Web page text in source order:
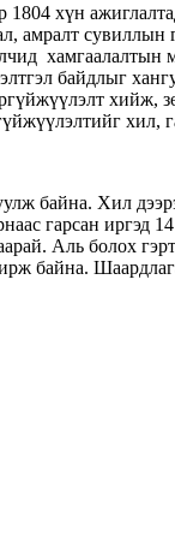
хүн
амралт
хамгаалалтын
байдлыг
хил,
байна. Хил
гарсан иргэд
Аль болох
байна.